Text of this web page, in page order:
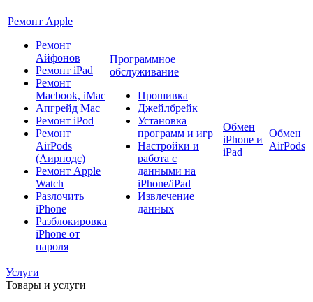
Ремонт Apple
Ремонт
Айфонов
Ремонт iPad
Ремонт
Macbook, iMac
Апгрейд Mac
Ремонт iPod
Ремонт
AirPods
(Аирподс)
Ремонт Apple
Watch
Разлочить
iPhone
Разблокировка
iPhone от
пароля
Программное
обслуживание
Прошивка
Джейлбрейк
Установка
программ и игр
Настройки и
работа с
данными на
iPhone/iPad
Извлечение
данных
Обмен
iPhone и
iPad
Обмен
AirPods
Услуги
Товары и услуги